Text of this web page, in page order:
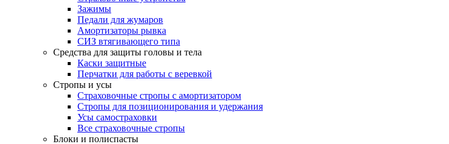
Зажимы
Педали для жумаров
Амортизаторы рывка
СИЗ втягивающего типа
Средства для защиты головы и тела
Каски защитные
Перчатки для работы с веревкой
Стропы и усы
Страховочные стропы с амортизатором
Стропы для позиционирования и удержания
Усы самостраховки
Все страховочные стропы
Блоки и полиспасты